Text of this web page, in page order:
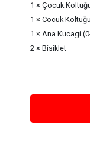
1 × Çocuk
1 × Cocuk
1 × Ana Kucagi
2 × Bisiklet